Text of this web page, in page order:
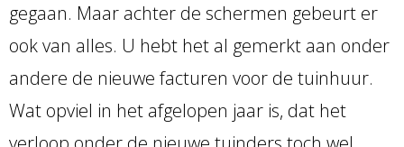
gegaan. Maar achter de schermen gebeurt er
ook van alles. U hebt het al gemerkt aan onder
andere de nieuwe facturen voor de tuinhuur.
Wat opviel in het afgelopen jaar is, dat het